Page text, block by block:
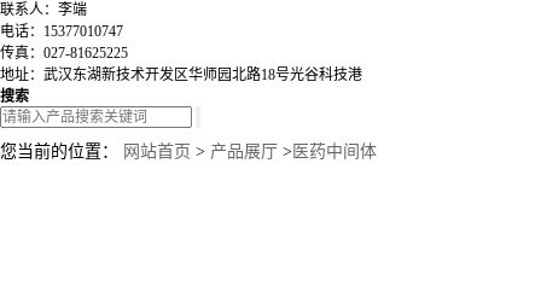
联系人：李端
电话：15377010747
传真：027-81625225
地址：武汉东湖新技术开发区华师园北路18号光谷科技港
搜索
您当前的位置： 网站首页 > 产品展厅 > 医药中间体